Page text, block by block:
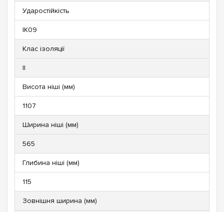
Ударостійкість
IK09
Клас ізоляції
ll
Висота ніші (мм)
1107
Ширина ніші (мм)
565
Глибина ніші (мм)
115
Зовнішня ширина (мм)